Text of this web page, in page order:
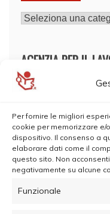
Per fornire le migliori
cookie per memorizzare
dispositivo. Il consenso a
elaborare dati come il
questo sito. Non
negativamente su alcune
Funzionale
CATEGORIE
AGENZIA PER IL